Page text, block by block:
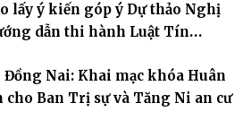
lấy ý kiến góp ý Dự thảo Nghị
dẫn thi hành Luật Tín
Đồng Nai: Khai mạc khóa Huân
cho Ban Trị sự và Tăng Ni an cư